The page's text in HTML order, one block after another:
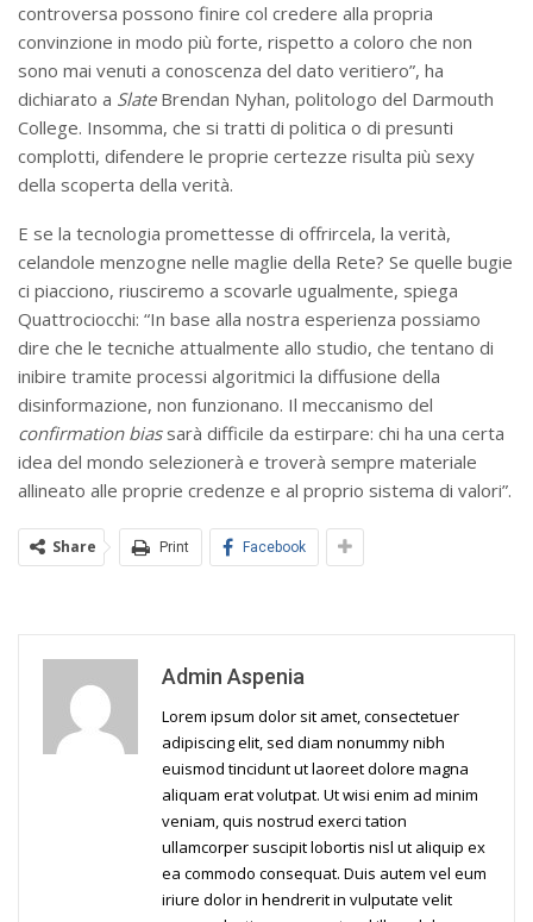
controversa possono finire col credere alla propria
convinzione in modo più forte, rispetto a coloro che non
sono mai venuti a conoscenza del dato veritiero”, ha
dichiarato a Slate Brendan Nyhan, politologo del Darmouth
College. Insomma, che si tratti di politica o di presunti
complotti, difendere le proprie certezze risulta più sexy
della scoperta della verità.
E se la tecnologia promettesse di offrircela, la verità,
celandole menzogne nelle maglie della Rete? Se quelle bugie
ci piacciono, riusciremo a scovarle ugualmente, spiega
Quattrociocchi: “In base alla nostra esperienza possiamo
dire che le tecniche attualmente allo studio, che tentano di
inibire tramite processi algoritmici la diffusione della
disinformazione, non funzionano. Il meccanismo del
confirmation biassarà difficile da estirpare: chi ha una certa
idea del mondo selezionerà e troverà sempre materiale
allineato alle proprie credenze e al proprio sistema di valori”.
Share Print Facebook
Admin Aspenia
Lorem ipsum dolor sit amet, consectetuer
adipiscing elit, sed diam nonummy nibh
euismod tincidunt ut laoreet dolore magna
aliquam erat volutpat. Ut wisi enim ad minim
veniam, quis nostrud exerci tation
ullamcorper suscipit lobortis nisl ut aliquip ex
ea commodo consequat. Duis autem vel eum
iriure dolor in hendrerit in vulputate velit